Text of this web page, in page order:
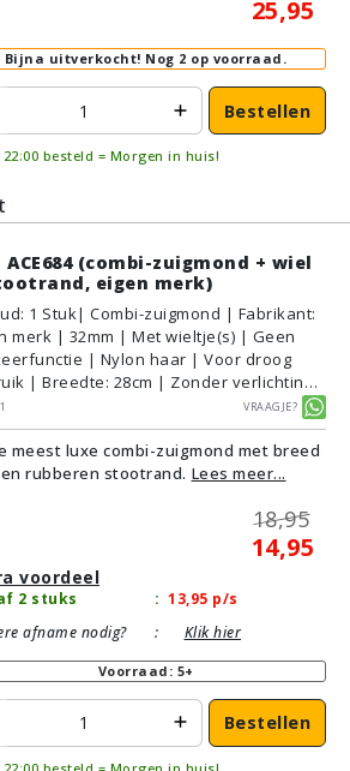
25,95
Bijna uitverkocht! Nog 2 op voorraad.
Bestellen
besteld = Morgen in huis!
ACE684 (combi-zuigmond + wiel
eigen merk)
: 1 Stuk| Combi-zuigmond | Fabrikant:
merk | 32mm | Met wieltje(s) | Geen
| Nylon haar | Voor droog
| Breedte: 28cm | Zonder verlichting |
kliksysteem | Kleur: Grijs, Zwart |
| Geschikt voor vloertype:
Tegels, Parket/Laminaat,
Vinyl, Tapijt/Vloerbedekking
Vraagje?
meest luxe combi-zuigmond met breed
rubberen stootrand. Lees meer...
18,95
14,95
voordeel
2 stuks : 13,95 p/s
afname nodig?
: Klik hier
Voorraad: 5+
Bestellen